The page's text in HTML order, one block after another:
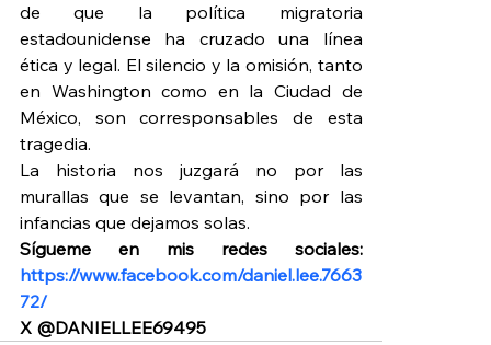
de que la política migratoria
estadounidense ha cruzado una línea
ética y legal. El silencio y la omisión, tanto
en Washington como en la Ciudad de
México, son corresponsables de esta
tragedia.
La historia nos juzgará no por las
murallas que se levantan, sino por las
infancias que dejamos solas.
Sígueme en mis redes sociales:
https://www.facebook.com/daniel.lee.7663
72/
X @DANIELLEE69495